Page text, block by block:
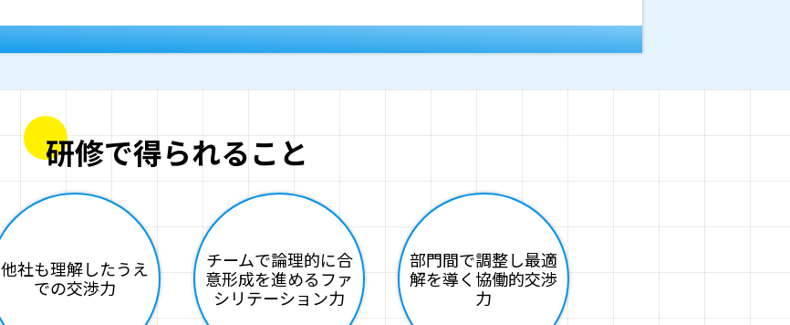
研修で得られること
他社も理解したうえ
での交渉力
チームで論理的に合
意形成を進めるファ
シリテーション力
部門間で調整し最適
解を導く協働的交渉
力